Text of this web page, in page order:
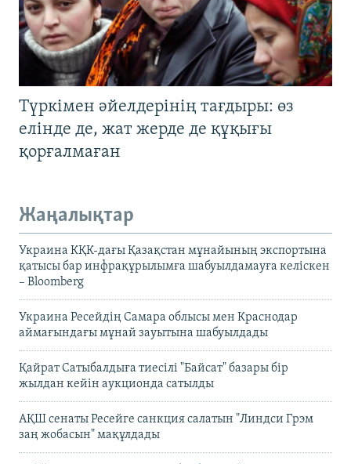
Түркімен әйелдерінің тағдыры: өз
елінде де, жат жерде де құқығы
қорғалмаған
Жаңалықтар
Украина КҚК-дағы Қазақстан мұнайының экспортына
қатысы бар инфрақұрылымға шабуылдамауға келіскен
– Bloomberg
Украина Ресейдің Самара облысы мен Краснодар
аймағындағы мұнай зауытына шабуылдады
Қайрат Сатыбалдыға тиесілі "Байсат" базары бір
жылдан кейін аукционда сатылды
АҚШ сенаты Ресейге санкция салатын "Линдси Грэм
заң жобасын" мақұлдады